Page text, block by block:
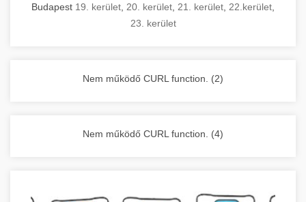
garancia, gyors szerviz és folyamatos műszaki
támogatás biztosítja az Ön nyugalmát és
Nagykonyhai berendezések komplett
Budapest 19. kerület 20. kerület 21. kerület 22.kerület
23. kerület
Nem működő CURL function. (2)
Nem működő CURL function. (4)